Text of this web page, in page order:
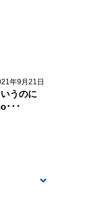
年9月21日
うのに
･･･